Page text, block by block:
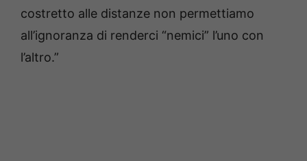
costretto alle distanze non permettiamo
all’ignoranza di renderci “nemici” l’uno con
l’altro.”